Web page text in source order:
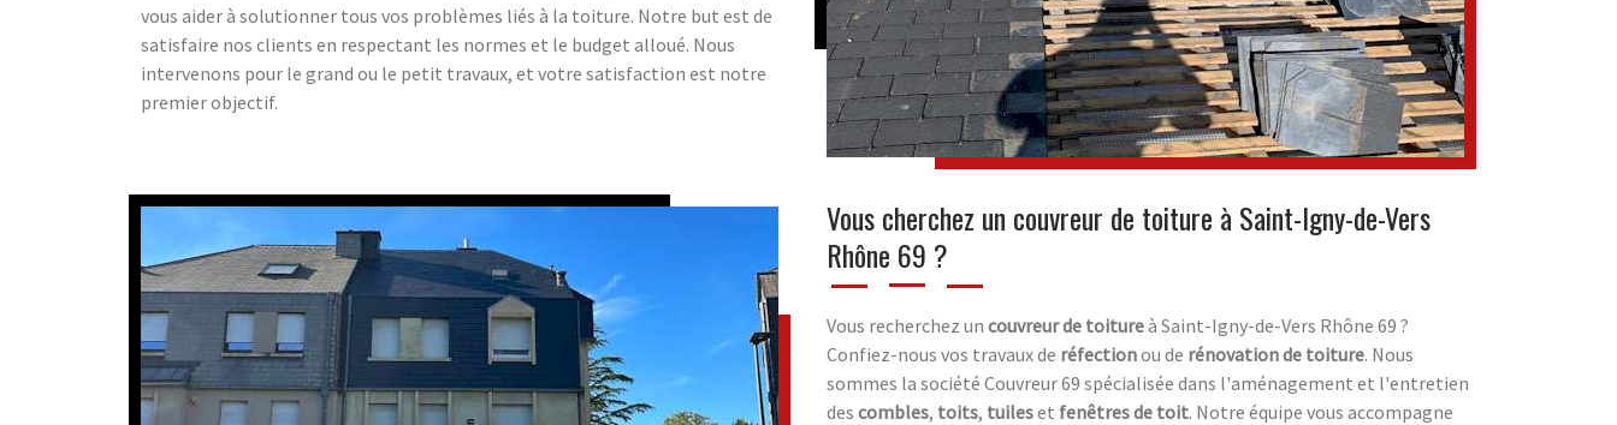
vous aider à solutionner tous vos problèmes liés à la toiture. Notre but est de
satisfaire nos clients en respectant les normes et le budget alloué. Nous
intervenons pour le grand ou le petit travaux, et votre satisfaction est notre
premier objectif.
Vous cherchez un couvreur de toiture à Saint-Igny-de-Vers
Rhône 69 ?
Vous recherchez un couvreur de toitureà Saint-Igny-de-Vers Rhône 69 ?
Confiez-nous vos travaux de réfectionou de rénovation de toiture. Nous
sommes la société Couvreur 69 spécialisée dans l'aménagement et l'entretien
des combles, toits, tuileset fenêtres de toit. Notre équipe vous accompagne